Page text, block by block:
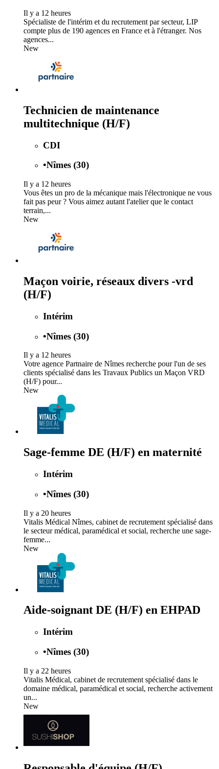
Il y a 12 heures
Spécialiste de l'intérim et du recrutement par secteur, LIP
compte plus de 190 agences en France et à l'étranger. Nos
agences...
New
Technicien de maintenance
multitechnique (H/F)
CDI
•Nîmes (30)
Il y a 12 heures
Vous êtes un pro de la mécanique mais l'électronique ne vous
fait pas peur ? Vous aimez autant l'atelier que le contact
terrain,...
New
Maçon voirie, réseaux divers -vrd
(H/F)
Intérim
•Nîmes (30)
Il y a 12 heures
Votre agence Partnaire de Nîmes recherche pour l'un de ses
clients spécialisé dans les Travaux Publics un Maçon VRD
(H/F) pour...
New
Sage-femme DE (H/F) en maternité
Intérim
•Nîmes (30)
Il y a 20 heures
Vitalis Médical Nîmes, cabinet de recrutement spécialisé dans
le secteur médical, paramédical et social, recherche une sage-
femme...
New
Aide-soignant DE (H/F) en EHPAD
Intérim
•Nîmes (30)
Il y a 22 heures
Vitalis Médical, cabinet de recrutement spécialisé dans le
domaine médical, paramédical et social, recherche activement
un...
New